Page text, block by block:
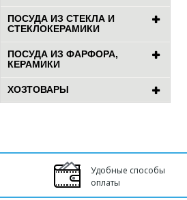
ПОСУДА ИЗ СТЕКЛА И
СТЕКЛОКЕРАМИКИ
ПОСУДА ИЗ ФАРФОРА,
КЕРАМИКИ
ХОЗТОВАРЫ
Удобные способы
оплаты